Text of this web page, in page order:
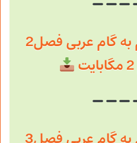
دانلود گام به گام عربی فصل2